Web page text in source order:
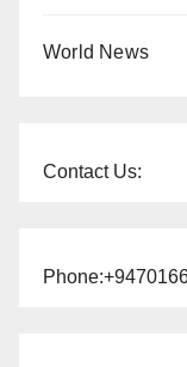
World News
Contact Us: